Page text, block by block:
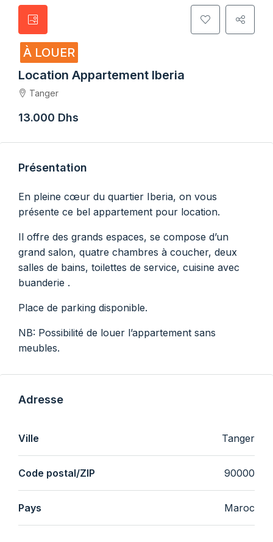
À LOUER
Location Appartement Iberia
Tanger
13.000 Dhs
Présentation
En pleine cœur du quartier Iberia, on vous
présente ce bel appartement pour location.
Il offre des grands espaces, se compose d’un
grand salon, quatre chambres à coucher, deux
salles de bains, toilettes de service, cuisine avec
buanderie .
Place de parking disponible.
NB: Possibilité de louer l’appartement sans
meubles.
Adresse
Ville Tanger
Code postal/ZIP 90000
Pays Maroc